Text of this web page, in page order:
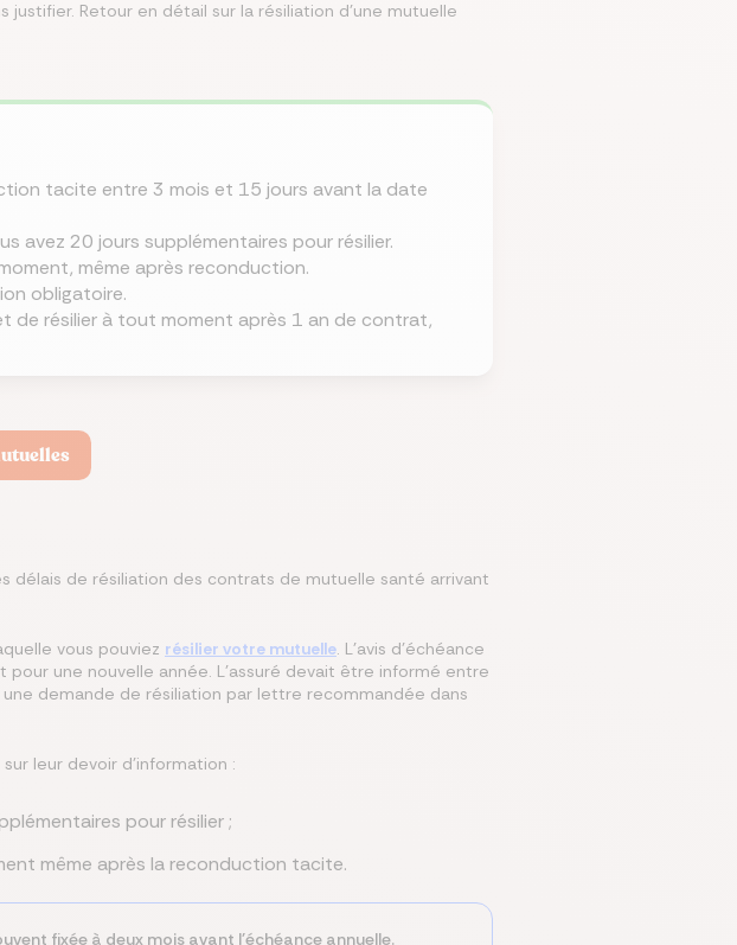
Retour en détail sur la résiliation d'une mutuelle
tacite entre 3 mois et 15 jours avant la date
avez 20 jours supplémentaires pour résilier.
même après reconduction.
obligatoire.
de résilier à tout moment après 1 an de contrat,
délais de résiliation des contrats de mutuelle santé arrivant
vous pouviez résilier votre mutuelle. L'avis d'échéance
une nouvelle année. L'assuré devait être informé entre
demande de résiliation par lettre recommandée dans
leur devoir d'information :
pour résilier ;
même après la reconduction tacite.
fixée à deux mois avant l'échéance annuelle.